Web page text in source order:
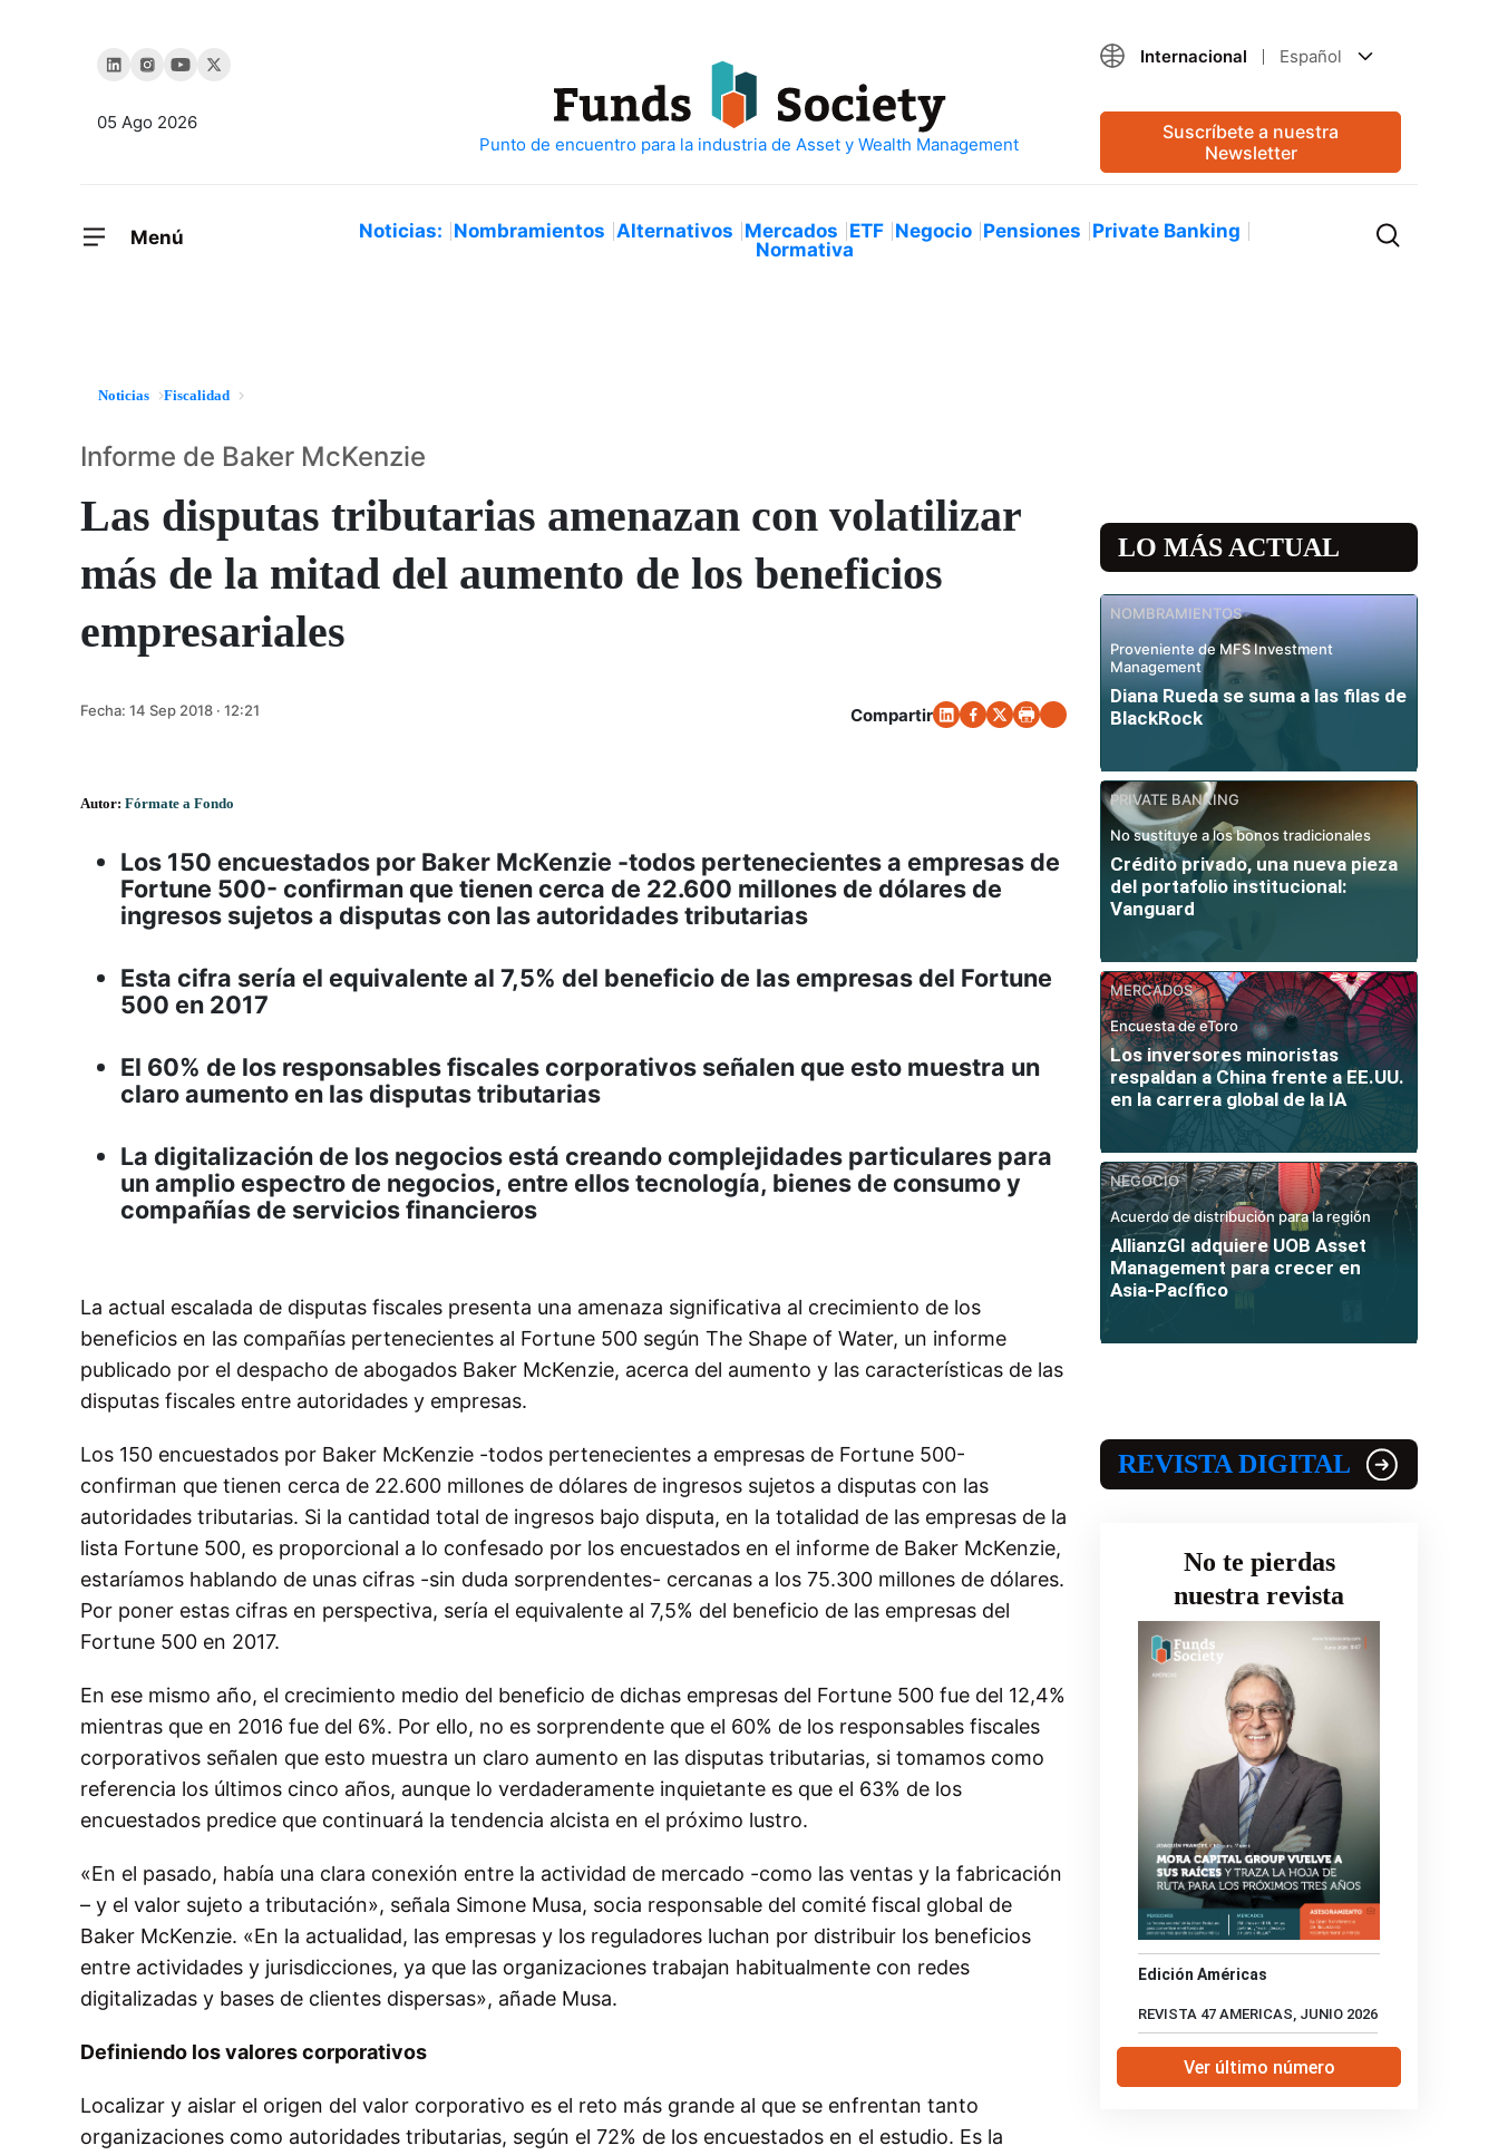
05 Ago 2026
Internacional Español
Suscríbete a nuestra
Newsletter
Menú Noticias: Nombramientos Alternativos Mercados ETF Negocio Pensiones Private Banking
Normativa
Noticias Fiscalidad
Las disputas tributarias amenazan con volatilizar
más de la mitad del aumento de los beneficios
empresariales
Informe de Baker McKenzie
Fecha: 14 Sep 2018 · 12:21 Compartir
Autor: Fórmate a Fondo
Los 150 encuestados por Baker McKenzie -todos pertenecientes a empresas de
Fortune 500- confirman que tienen cerca de 22.600 millones de dólares de
ingresos sujetos a disputas con las autoridades tributarias
Esta cifra sería el equivalente al 7,5% del beneficio de las empresas del Fortune
500 en 2017
El 60% de los responsables fiscales corporativos señalen que esto muestra un
claro aumento en las disputas tributarias
La digitalización de los negocios está creando complejidades particulares para
un amplio espectro de negocios, entre ellos tecnología, bienes de consumo y
compañías de servicios financieros
La actual escalada de disputas fiscales presenta una amenaza significativa al crecimiento de los
beneficios en las compañías pertenecientes al Fortune 500 según The Shape of Water, un informe
publicado por el despacho de abogados Baker McKenzie, acerca del aumento y las características de las
disputas fiscales entre autoridades y empresas.
Los 150 encuestados por Baker McKenzie -todos pertenecientes a empresas de Fortune 500-
confirman que tienen cerca de 22.600 millones de dólares de ingresos sujetos a disputas con las
autoridades tributarias. Si la cantidad total de ingresos bajo disputa, en la totalidad de las empresas de la
lista Fortune 500, es proporcional a lo confesado por los encuestados en el informe de Baker McKenzie,
estaríamos hablando de unas cifras -sin duda sorprendentes- cercanas a los 75.300 millones de dólares.
Por poner estas cifras en perspectiva, sería el equivalente al 7,5% del beneficio de las empresas del
Fortune 500 en 2017.
En ese mismo año, el crecimiento medio del beneficio de dichas empresas del Fortune 500 fue del 12,4%
mientras que en 2016 fue del 6%. Por ello, no es sorprendente que el 60% de los responsables fiscales
corporativos señalen que esto muestra un claro aumento en las disputas tributarias, si tomamos como
referencia los últimos cinco años, aunque lo verdaderamente inquietante es que el 63% de los
encuestados predice que continuará la tendencia alcista en el próximo lustro.
«En el pasado, había una clara conexión entre la actividad de mercado -como las ventas y la fabricación
– y el valor sujeto a tributación», señala Simone Musa, socia responsable del comité fiscal global de
Baker McKenzie. «En la actualidad, las empresas y los reguladores luchan por distribuir los beneficios
entre actividades y jurisdicciones, ya que las organizaciones trabajan habitualmente con redes
digitalizadas y bases de clientes dispersas», añade Musa.
Definiendo los valores corporativos
Localizar y aislar el origen del valor corporativo es el reto más grande al que se enfrentan tanto
organizaciones como autoridades tributarias, según el 72% de los encuestados en el estudio. Es la
LO MÁS ACTUAL
NOMBRAMIENTOS
Proveniente de MFS Investment
Management
Diana Rueda se suma a las filas de
BlackRock
PRIVATE BANKING
No sustituye a los bonos tradicionales
Crédito privado, una nueva pieza
del portafolio institucional:
Vanguard
MERCADOS
Encuesta de eToro
Los inversores minoristas
respaldan a China frente a EE.UU.
en la carrera global de la IA
NEGOCIO
Acuerdo de distribución para la región
AllianzGI adquiere UOB Asset
Management para crecer en
Asia-Pacífico
REVISTA DIGITAL
No te pierdas
nuestra revista
Edición Américas
REVISTA 47 AMERICAS, JUNIO 2026
Ver último número